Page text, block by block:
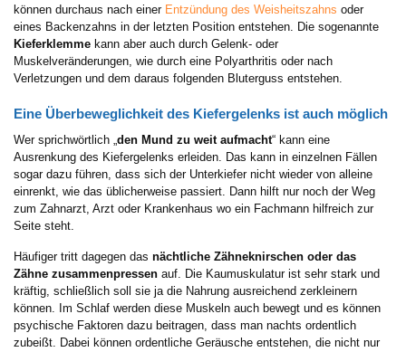
können durchaus nach einer Entzündung des Weisheitszahns oder
eines Backenzahns in der letzten Position entstehen. Die sogenannte
Kieferklemme kann aber auch durch Gelenk- oder
Muskelveränderungen, wie durch eine Polyarthritis oder nach
Verletzungen und dem daraus folgenden Bluterguss entstehen.
Eine Überbeweglichkeit des Kiefergelenks ist auch möglich
Wer sprichwörtlich „den Mund zu weit aufmacht“ kann eine
Ausrenkung des Kiefergelenks erleiden. Das kann in einzelnen Fällen
sogar dazu führen, dass sich der Unterkiefer nicht wieder von alleine
einrenkt, wie das üblicherweise passiert. Dann hilft nur noch der Weg
zum Zahnarzt, Arzt oder Krankenhaus wo ein Fachmann hilfreich zur
Seite steht.
Häufiger tritt dagegen das nächtliche Zähneknirschen oder das
Zähne zusammenpressen auf. Die Kaumuskulatur ist sehr stark und
kräftig, schließlich soll sie ja die Nahrung ausreichend zerkleinern
können. Im Schlaf werden diese Muskeln auch bewegt und es können
psychische Faktoren dazu beitragen, dass man nachts ordentlich
zubeißt. Dabei können ordentliche Geräusche entstehen, die nicht nur